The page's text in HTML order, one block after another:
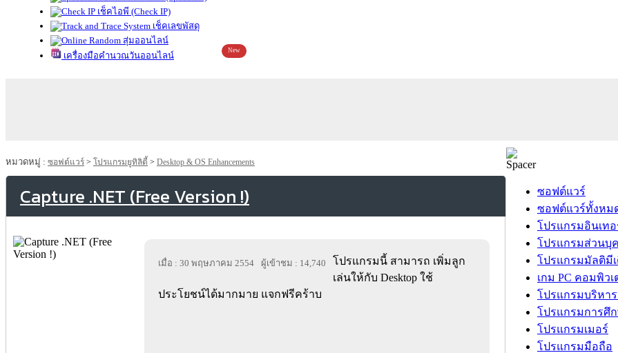
เช็คไอพี (Check IP)
เช็คเลขพัสดุ
สุ่มออนไลน์
เครื่องมือคำนวณวันออนไลน์
New
หมวดหมู่ : ซอฟต์แวร์ > โปรแกรมยูทิลิตี้ > Desktop & OS Enhancements
Capture .NET (Free Version !)
เมื่อ : 30 พฤษภาคม 2554 ผู้เข้าชม : 14,740
โปรแกรมนี้ สามารถ เพิ่มลูก
เล่นให้กับ Desktop ใช้
ประโยชน์ได้มากมาย แจกฟรีคร้าบ
ซอฟต์แวร์
ซอฟต์แวร์ทั้งหม
โปรแกรมอินเทอ
โปรแกรมส่วนบุ
โปรแกรมมัลติมีเ
เกม PC คอมพิวเ
โปรแกรมบริหา
โปรแกรมการศึ
โปรแกรมเมอร์
โปรแกรมมือถือ